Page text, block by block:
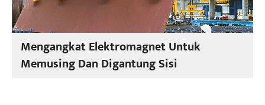
Mengangkat Elektromagnet Untuk
Memusing Dan Digantung Sisi